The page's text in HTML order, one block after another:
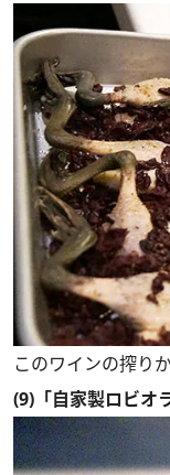
このワインの搾り
(9)「自家製ロビオ